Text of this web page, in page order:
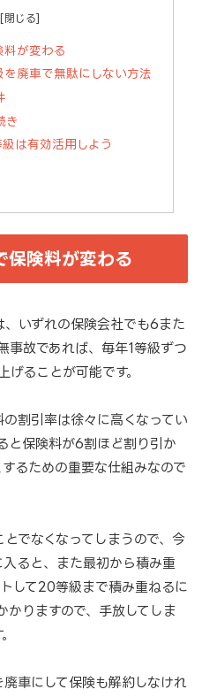
料が変わる
廃車で無駄にしない方法
き
は有効活用しよう
保険料が変わる
いずれの保険会社でも6また
事故であれば、毎年1等級ずつ
げることが可能です。
割引率は徐々に高くなってい
と保険料が6割ほど割り引か
るための重要な仕組みなので
でなくなってしまうので、今
ると、また最初から積み重
して20等級まで積み重ねるに
りますので、手放してしま
車にして保険も解約しなけれ